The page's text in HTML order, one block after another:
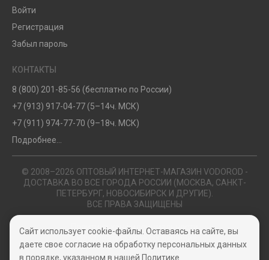
Войти
Регистрация
Забыл пароль
КОНТАКТЫ
8 (800) 201-85-56 (бесплатно по России)
+7 (913) 917-04-77 (5–14ч. МСК)
+7 (911) 974-77-70 (9–18ч. МСК)
Подробнее...
© 2008–2026 ОПТОВЫЙ ИНТЕРНЕТ-МАГАЗИН VODOROD -
ДОСТАВКА ВО ВСЕ ГОРОДА РОССИИ (МОСКВА, САНКТ-
ПЕТЕРБУРГ, НОВОСИБИРСК И ДРУГИЕ).
ВСЕ ПРАВА ЗАЩИЩЕНЫ
Политика конфиденциальности
Пользовательское соглашение
Сайт использует cookie-файлы. Оставаясь на сайте, вы
даете свое согласие на обработку персональных данных
в порядке, указанном в нашей Политике